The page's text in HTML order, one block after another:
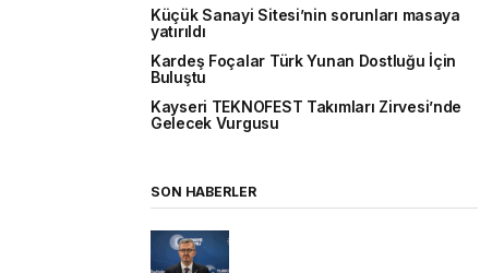
Küçük Sanayi Sitesi’nin sorunları masaya
yatırıldı
Kardeş Foçalar Türk Yunan Dostluğu İçin
Buluştu
Kayseri TEKNOFEST Takımları Zirvesi’nde
Gelecek Vurgusu
SON HABERLER